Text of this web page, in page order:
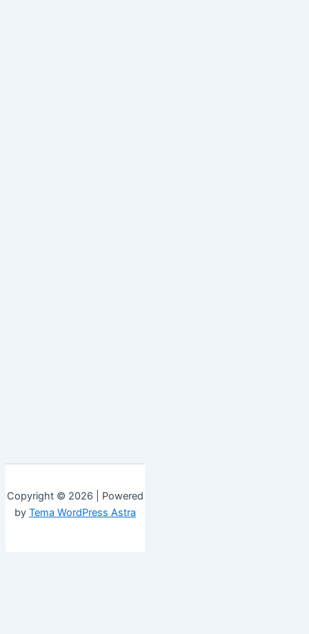
Copyright © 2026 | Powered
by Tema WordPress Astra